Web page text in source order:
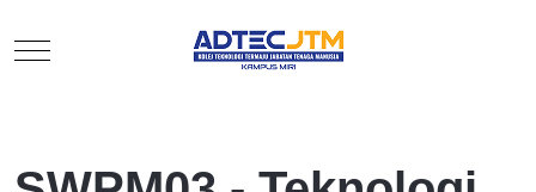
Mobile Menu Toggle